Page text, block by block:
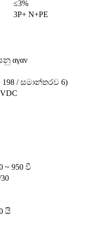
≤3%
3P+ N+PE
αγαν
198 / සමාන්තරව 6)
~ 950 වී
යි